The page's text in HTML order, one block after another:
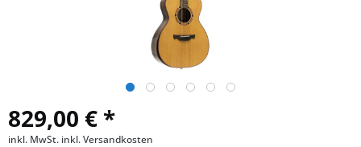
829,00 € *
inkl. MwSt. inkl. Versandkosten